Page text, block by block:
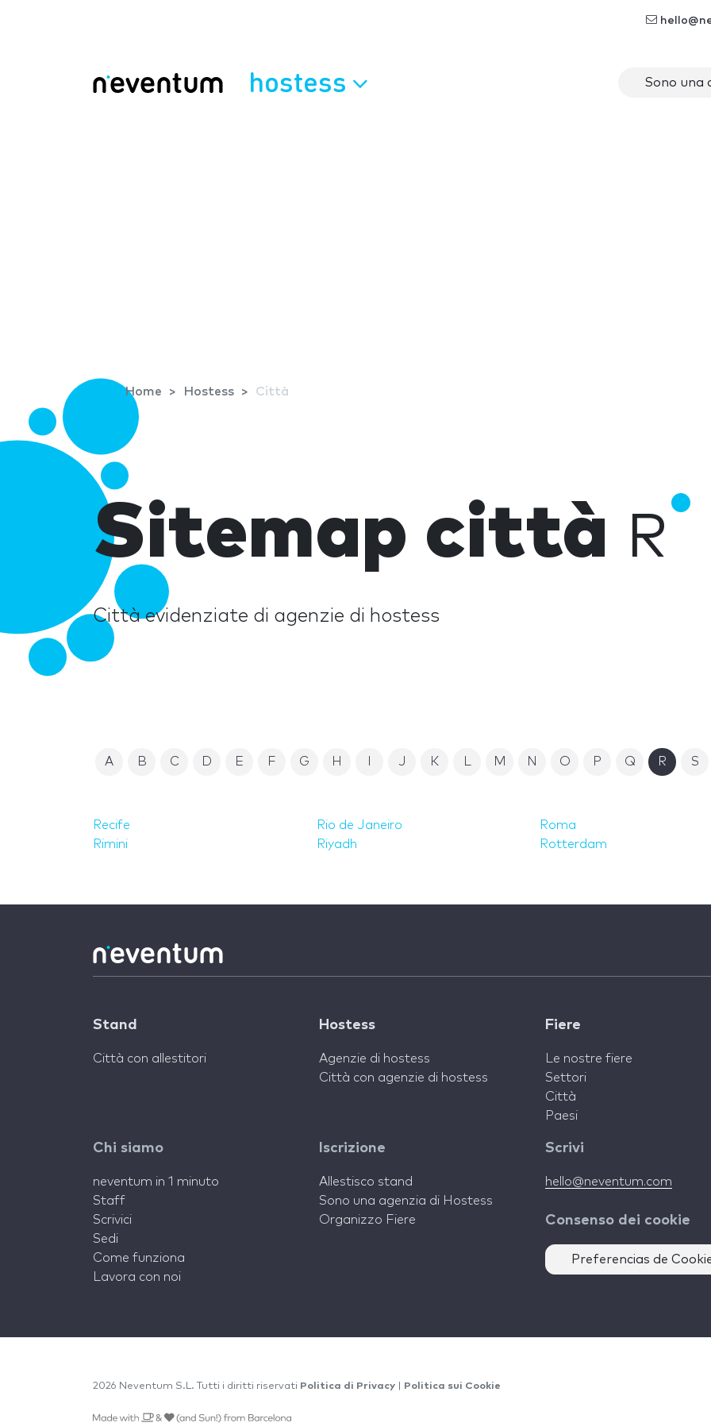
hostess Sono una
Home Hostess Città
Sitemap città R
Città evidenziate di agenzie di hostess
A B C D E F G H J K M N O P Q R S
Recife
Rimini
Rio de Janeiro
Riyadh
Roma
Rotterdam
Stand
Città con allestitori
Hostess
Agenzie di hostess
Città con agenzie di hostess
Fiere
Le nostre fiere
Settori
Città
Paesi
Chi siamo
neventum in 1 minuto
Staff
Scrivici
Sedi
Come funziona
Lavora con noi
Iscrizione
Allestisco stand
Sono una agenzia di Hostess
Organizzo Fiere
Scrivi
hello@neventum.com
Consenso dei cookie
Preferencias de
2026 Neventum S.L. Tutti i diritti riservati Politica di Privacy Politica sui Cookie